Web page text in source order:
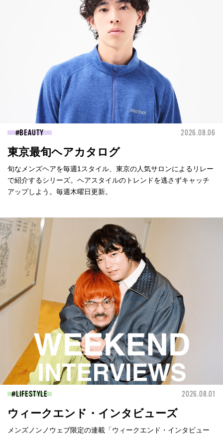
BEAUTY 2026.08.06
東京最旬ヘアカタログ
旬なメンズヘアを毎週1スタイル、東京の人気サロンによるリレー
で紹介するシリーズ。ヘアスタイルのトレンドを逃さずキャッチ
アップしよう。毎週木曜日更新。
LIFESTYLE 2026.08.01
ウィークエンド・インタビューズ
メンズノンノウェブ限定の連載「ウィークエンド・インタビュー